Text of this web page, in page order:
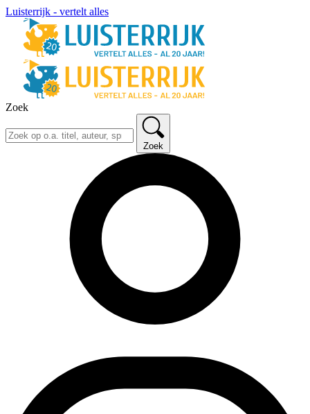
Luisterrijk - vertelt alles
Zoek
Zoek